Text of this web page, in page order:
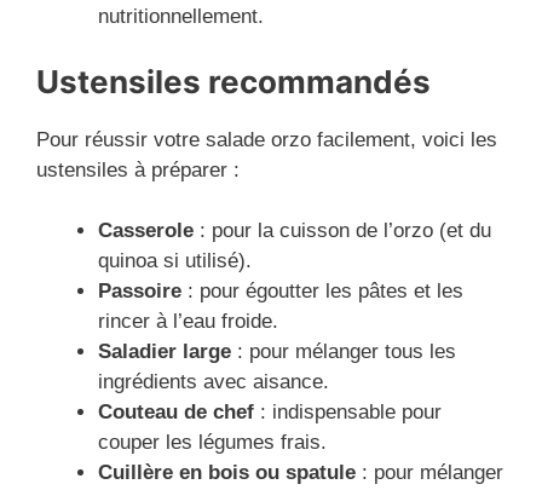
nutritionnellement.
Ustensiles recommandés
Pour réussir votre salade orzo facilement, voici les
ustensiles à préparer :
Casserole : pour la cuisson de l’orzo (et du
quinoa si utilisé).
Passoire : pour égoutter les pâtes et les
rincer à l’eau froide.
Saladier large : pour mélanger tous les
ingrédients avec aisance.
Couteau de chef : indispensable pour
couper les légumes frais.
Cuillère en bois ou spatule : pour mélanger